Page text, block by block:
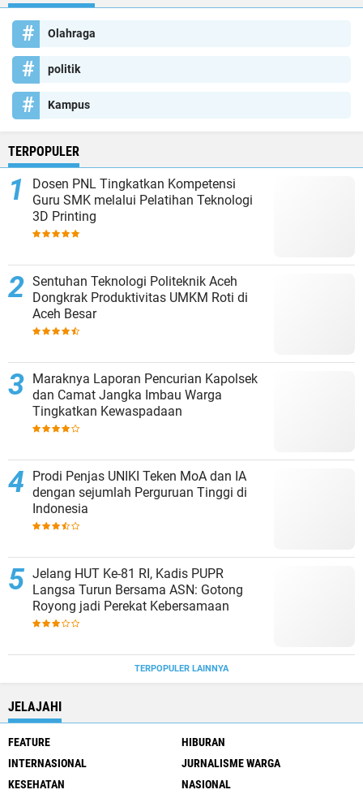
Olahraga
politik
Kampus
TERPOPULER
Dosen PNL Tingkatkan Kompetensi
Guru SMK melalui Pelatihan Teknologi
3D Printing
Sentuhan Teknologi Politeknik Aceh
Dongkrak Produktivitas UMKM Roti di
Aceh Besar
Maraknya Laporan Pencurian Kapolsek
dan Camat Jangka Imbau Warga
Tingkatkan Kewaspadaan
Prodi Penjas UNIKI Teken MoA dan IA
dengan sejumlah Perguruan Tinggi di
Indonesia
Jelang HUT Ke-81 RI, Kadis PUPR
Langsa Turun Bersama ASN: Gotong
Royong jadi Perekat Kebersamaan
TERPOPULER LAINNYA
JELAJAHI
FEATURE
HIBURAN
INTERNASIONAL
JURNALISME WARGA
KESEHATAN
NASIONAL